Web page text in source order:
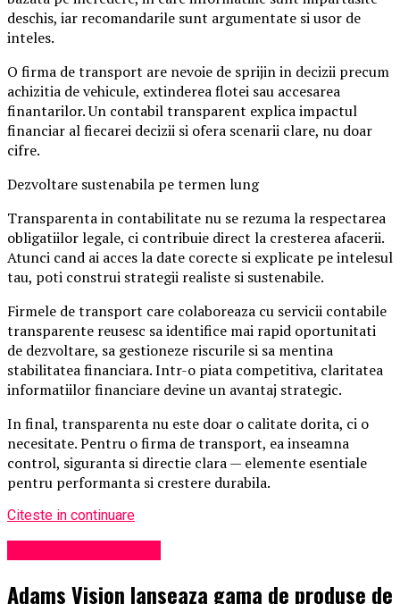
deschis, iar recomandarile sunt argumentate si usor de
inteles.
O firma de transport are nevoie de sprijin in decizii precum
achizitia de vehicule, extinderea flotei sau accesarea
finantarilor. Un contabil transparent explica impactul
financiar al fiecarei decizii si ofera scenarii clare, nu doar
cifre.
Dezvoltare sustenabila pe termen lung
Transparenta in contabilitate nu se rezuma la respectarea
obligatiilor legale, ci contribuie direct la cresterea afacerii.
Atunci cand ai acces la date corecte si explicate pe intelesul
tau, poti construi strategii realiste si sustenabile.
Firmele de transport care colaboreaza cu servicii contabile
transparente reusesc sa identifice mai rapid oportunitati
de dezvoltare, sa gestioneze riscurile si sa mentina
stabilitatea financiara. Intr-o piata competitiva, claritatea
informatiilor financiare devine un avantaj strategic.
In final, transparenta nu este doar o calitate dorita, ci o
necesitate. Pentru o firma de transport, ea inseamna
control, siguranta si directie clara — elemente esentiale
pentru performanta si crestere durabila.
Citeste in continuare
Adams Vision lanseaza gama de produse de